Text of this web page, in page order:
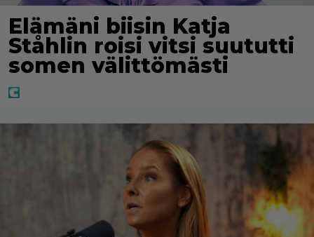
Elämäni biisin Katja
Ståhlin roisi vitsi suututti
somen välittömästi